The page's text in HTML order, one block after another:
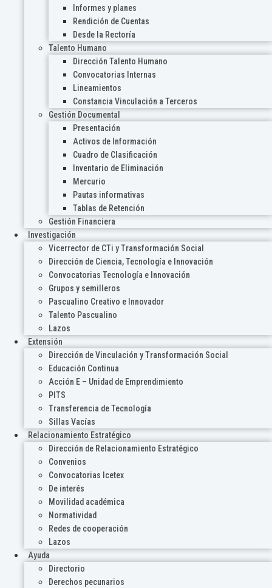
Informes y planes
Rendición de Cuentas
Desde la Rectoría
Talento Humano
Dirección Talento Humano
Convocatorias Internas
Lineamientos
Constancia Vinculación a Terceros
Gestión Documental
Presentación
Activos de Información
Cuadro de Clasificación
Inventario de Eliminación
Mercurio
Pautas informativas
Tablas de Retención
Gestión Financiera
Investigación
Vicerrector de CTi y Transformación Social
Dirección de Ciencia, Tecnología e Innovación
Convocatorias Tecnología e Innovación
Grupos y semilleros
Pascualino Creativo e Innovador
Talento Pascualino
Lazos
Extensión
Dirección de Vinculación y Transformación Social
Educación Continua
Acción E – Unidad de Emprendimiento
PITS
Transferencia de Tecnología
Sillas Vacías
Relacionamiento Estratégico
Dirección de Relacionamiento Estratégico
Convenios
Convocatorias Icetex
De interés
Movilidad académica
Normatividad
Redes de cooperación
Lazos
Ayuda
Directorio
Derechos pecunarios